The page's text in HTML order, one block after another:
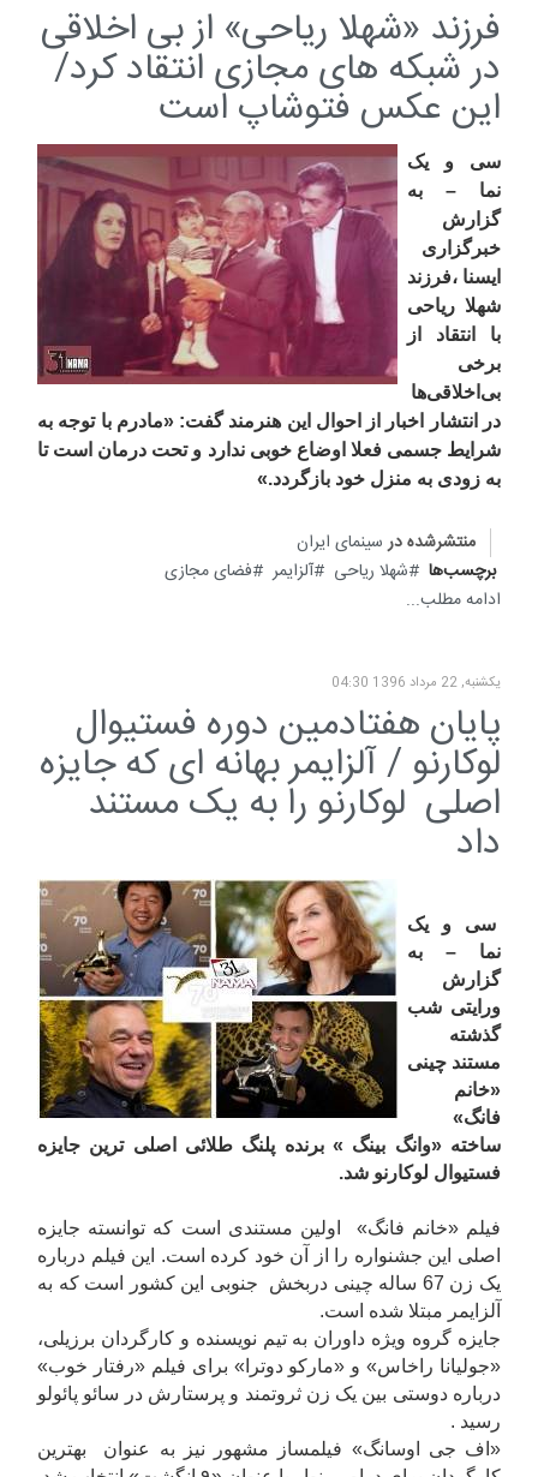
فرزند «شهلا ریاحی» از بی اخلاقی
در شبکه های مجازی انتقاد کرد/
این عکس فتوشاپ است
سی و یک
نما – به
گزارش
خبرگزاری
ایسنا ،فرزند
شهلا ریاحی
با انتقاد از
برخی
بی‌اخلاقی‌ها
در انتشار اخبار از احوال این هنرمند گفت: «مادرم با توجه به
شرایط جسمی فعلا اوضاع خوبی ندارد و تحت درمان است تا
به زودی به منزل خود بازگردد.»
منتشرشده در سینمای ایران
برچسب‌ها
شهلا ریاحی آلزایمر
فضای مجازی
ادامه مطلب...
یکشنبه, 22 مرداد 1396 04:30
پایان هفتادمین دوره فستیوال
لوکارنو / آلزایمر بهانه ای که جایزه
اصلی لوکارنو را به یک مستند
داد
سی و یک
نما – به
گزارش
ورایتی شب
گذشته
مستند چینی
«خانم
فانگ»
ساخته «وانگ بینگ » برنده پلنگ طلائی اصلی ترین جایزه
فستیوال لوکارنو شد.
فیلم «خانم فانگ» اولین مستندی است که توانسته جایزه
اصلی این جشنواره را از آن خود کرده است. این فیلم درباره
یک زن 67 ساله چینی دربخش جنوبی این کشور است که به
آلزایمر مبتلا شده است.
جایزه گروه ویژه داوران به تیم نویسنده و کارگردان برزیلی،
«جولیانا راخاس» و «مارکو دوترا» برای فیلم «رفتار خوب»
درباره دوستی بین یک زن ثروتمند و پرستارش در سائو پائولو
رسید .
«اف جی اوسانگ» فیلمساز مشهور نیز به عنوان بهترین